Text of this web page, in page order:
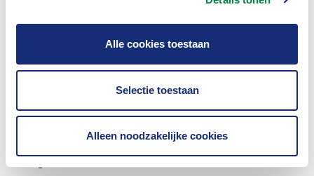
Alle cookies toestaan
Selectie toestaan
Alleen noodzakelijke cookies
Dat lijkt me best druk?
(lachend) “Dat is het ook. We hebben een
stuurgroep waarin directieleden van de drie
brancheorganisaties zitten en daarnaast is er een
kernteam, dat zich vooral met de uitvoering
bezighoudt. Dat kernteam verandert soms van